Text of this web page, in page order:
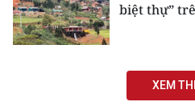
E-Magazine
Video
biệt thự”
XEM